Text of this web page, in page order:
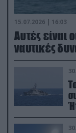
15.07.2026 | 16:03
Aυτές είναι
ναυτικές